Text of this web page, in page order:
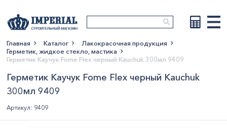
Показать больше
Главная Каталог
Лакокрасочная продукция
Герметик, жидкое стекло, мастика
Герметик Каучук Fome Flex черный Kauchuk 300мл 9409
Герметик Каучук Fome Flex черный Kauchuk
300мл 9409
Артикул: 9409